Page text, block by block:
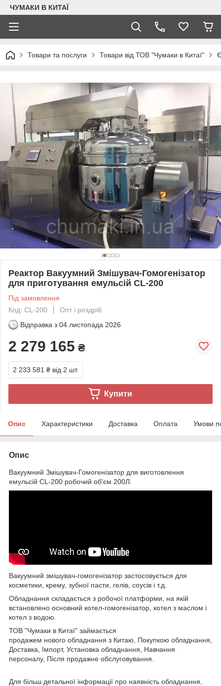
ЧУМАКИ В КИТАЇ
Товари та послуги Товари від ТОВ "Чумаки в Китаї"
Реактор Вакуумний Змішувач-Гомогенізатор
для приготування емульсій CL-200
Під замовлення
Код: CL-200
Опт і роздріб
Відправка з 04 листопада 2026
2 279 165 ₴
2 233 581 ₴ від 2 шт.
Купити
Опис Характеристики Доставка Оплата Умови
Опис
Вакуумний Змішувач-Гомогенізатор для виготовлення
емульсій CL-200 робочий об'єм 200Л.
Вакуумний змішувач-гомогенізатор застосовується для
косметики, крему, зубної пасти, гелів, соусів і т.д.
Обладнання складається з робочої платформи, на якій
встановлено основний котел-гомогенізатор, котел з маслом і
котел з водою.
ТОВ "Чумаки в Китаї" займається
продажем нового обладнання з Китаю, Покупкою обладнання,
Доставка, Імпорт, Установка обладнання, Навчання
персоналу, Після продажне обслуговування.
Для більш детальної інформації про наявність обладнання,